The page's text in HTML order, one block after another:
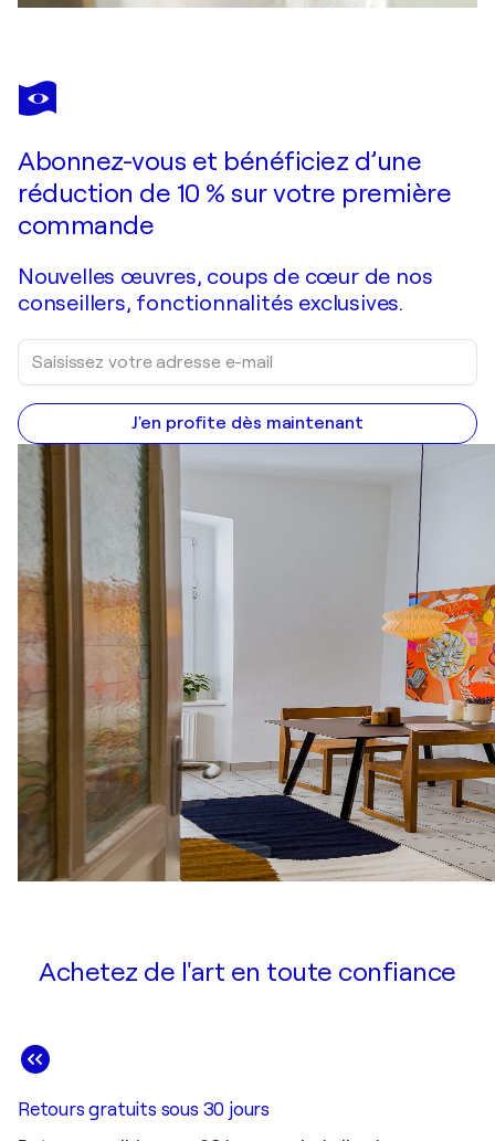
Abonnez-vous et bénéficiez d’une
réduction de 10 % sur votre première
commande
Nouvelles œuvres, coups de cœur de nos
conseillers, fonctionnalités exclusives.
J'en profite dès maintenant
Achetez de l'art en toute confiance
Retours gratuits sous 30 jours